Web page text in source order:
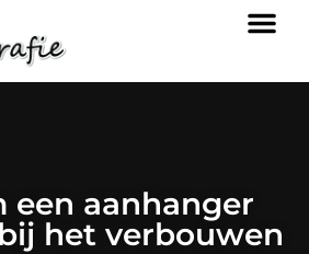
een aanhanger
het verbouwen